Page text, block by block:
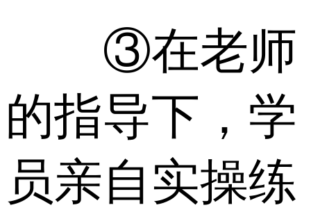
③在老师
的指导下，学
员亲自实操练